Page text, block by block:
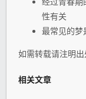
性有关
最常见的梦
如需转载请注明出
相关文章